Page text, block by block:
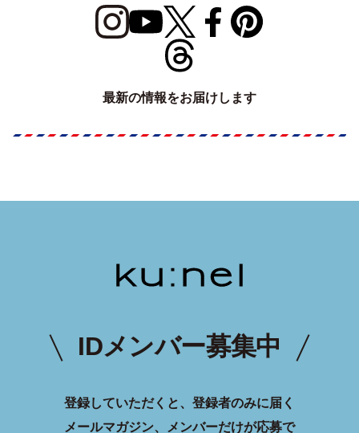
最新の情報をお届けします
IDメンバー募集中
登録していただくと、登録者のみに届く
メールマガジン、メンバーだけが応募で